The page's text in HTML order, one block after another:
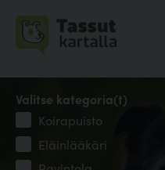
Valitse kategoria(t)
Koirapuisto
Eläinlääkäri